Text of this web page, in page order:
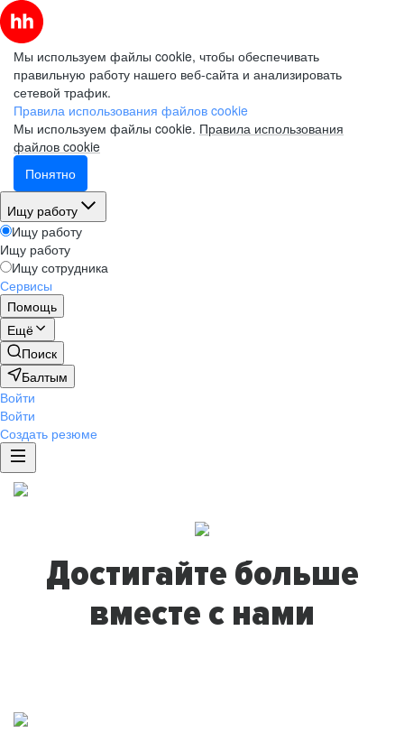
Мы используем файлы cookie, чтобы обеспечивать
правильную работу нашего веб-сайта и анализировать
сетевой трафик.
Правила использования файлов cookie
Мы используем файлы cookie. Правила использования
файлов cookie
Понятно
Ищу работу
Ищу работу
Ищу работу
Ищу сотрудника
Сервисы
Помощь
Ещё
Поиск
Балтым
Войти
Войти
Создать резюме
Достигайте больше
вместе с нами